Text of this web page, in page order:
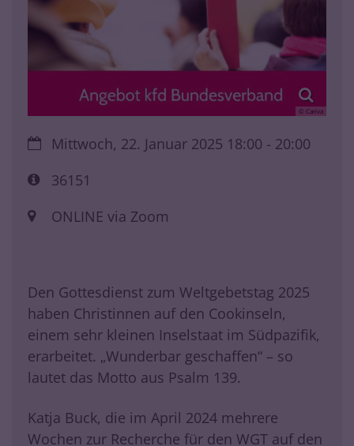
© Canva
Datum:Mittwoch, 22. Januar 2025 18:00 - 20:00
Art bzw. Nummer:
36151
Ort: ONLINE via Zoom
Den Gottesdienst zum Weltgebetstag 2025
haben Christinnen auf den Cookinseln,
einem sehr kleinen Inselstaat im Südpazifik,
erarbeitet. „Wunderbar geschaffen“ – so
lautet das Motto aus Psalm 139.
Katja Buck, die im April 2024 mehrere
Wochen zur Recherche für den WGT auf den